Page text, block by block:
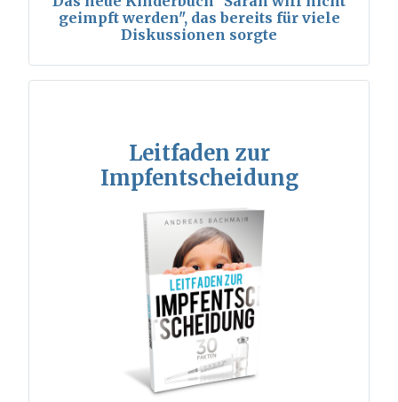
geimpft werden", das bereits für viele
Diskussionen sorgte
Leitfaden zur
Impfentscheidung